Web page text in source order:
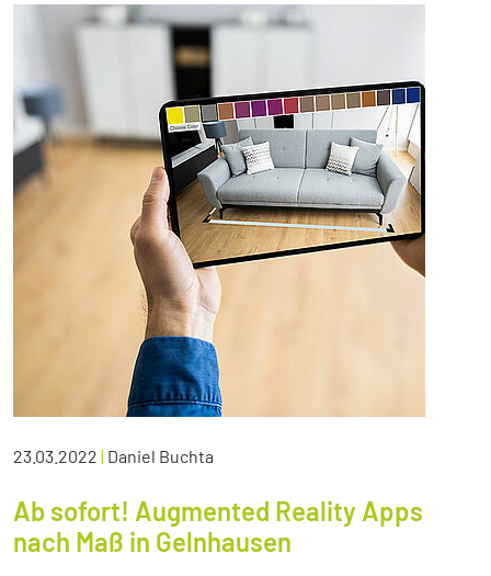
23.03.2022 | Daniel Buchta
Ab sofort! Augmented Reality Apps
nach Maß in Gelnhausen